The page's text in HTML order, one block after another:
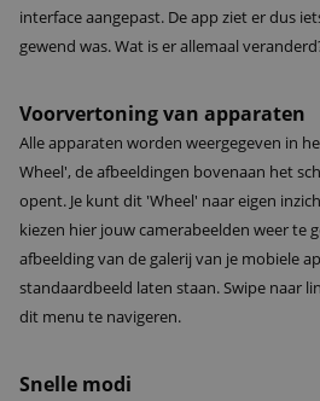
interface aangepast. De app ziet er dus
gewend was. Wat is er allemaal
Voorvertoning van apparaten
Alle apparaten worden weergegeven in
Wheel', de afbeeldingen bovenaan het
opent. Je kunt dit 'Wheel' naar eigen
kiezen hier jouw camerabeelden weer te
afbeelding van de galerij van je mobiele
standaardbeeld laten staan. Swipe naar
dit menu te navigeren.
Snelle modi